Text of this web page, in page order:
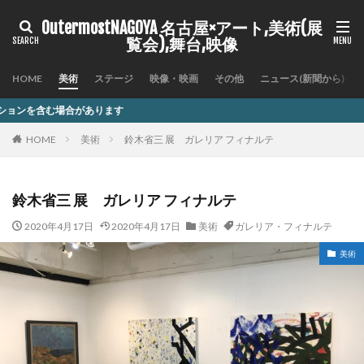
OutermostNAGOYA 名古屋×アート,美術(展
覧会),舞台,映像
HOME 美術 ステージ 映像・映画 その他 ニュース(新聞から)
HOME 美術 鈴木省三 展 ガレリア フィナルテ
鈴木省三 展 ガレリア フィナルテ
2020年4月17日 2020年4月17日 美術 ガレリア・フィナルテ
美術